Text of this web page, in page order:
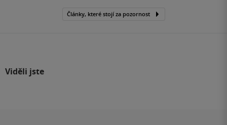
Články, které stojí za pozornost
Viděli jste